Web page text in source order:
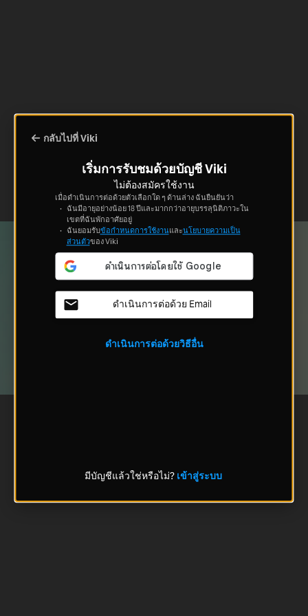
กลับไปที่ Viki
เริ่มการรับชมด้วยบัญชี Viki
ไม่ต้องสมัครใช้งาน
เมื่อดำเนินการต่อด้วยตัวเลือกใด ๆ ด้านล่าง ฉันยืนยันว่า
ฉันมีอายุอย่างน้อย 18 ปีและมากกว่าอายุบรรลุนิติภาวะใน
เขตที่ฉันพักอาศัยอยู่
ฉันยอมรับข้อกำหนดการใช้งานและนโยบายความเป็น
ส่วนตัวของ Viki
ดำเนินการต่อด้วย Email
ดำเนินการต่อด้วยวิธีอื่น
มีบัญชีแล้วใช่หรือไม่? เข้าสู่ระบบ